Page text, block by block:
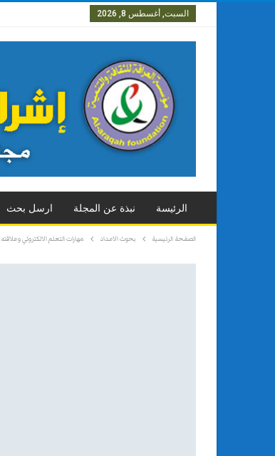
السبت, أغسطس 8, 2026
الرئيسة نبذة عن المجلة ارسل بحث
الصفحة الرئيسية بحوث الاعداد مهارات التعلم الالكتروني